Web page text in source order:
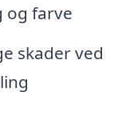
farve
skader ved